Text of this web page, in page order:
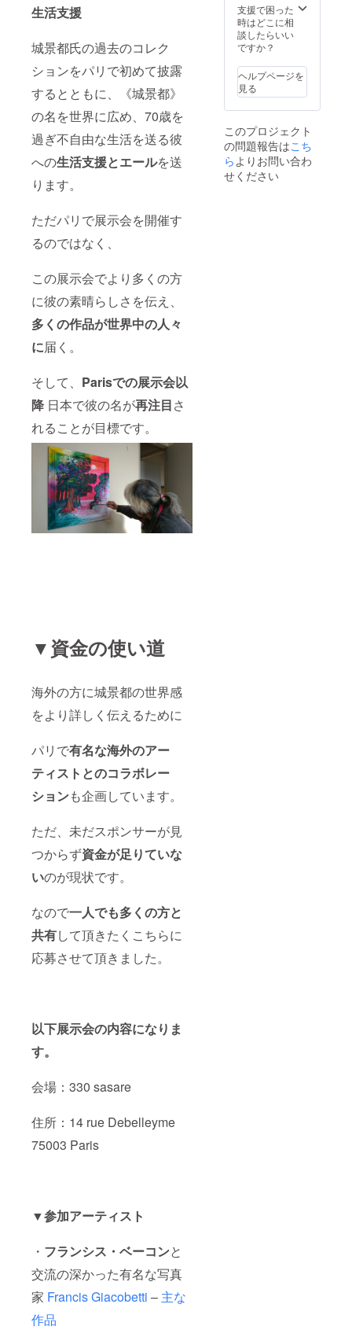
生活支援
城景都氏の過去のコレク
ションをパリで初めて披露
するとともに、《城景都》
の名を世界に広め、70歳を
過ぎ不自由な生活を送る彼
への生活支援とエールを送
ります。
ただパリで展示会を開催す
るのではなく、
この展示会でより多くの方
に彼の素晴らしさを伝え、
多くの作品が世界中の人々
に届く。
そして、 Parisでの展示会以
降 日本で彼の名が再注目さ
れることが目標です。
▼資金の使い道
海外の方に城景都の世界感
をより詳しく伝えるために
パリで有名な海外のアー
ティストとのコラボレー
ションも企画しています。
ただ、未だスポンサーが見
つからず資金が足りていな
いのが現状です。
なので一人でも多くの方と
共有して頂きたく こちらに
応募させて頂きました。
以下展示会の内容になりま
す。
会場：330 sasare
住所：14 rue Debelleyme
75003 Paris
▼参加アーティスト
・ フランシス・ベーコンと
交流の深かった有名な写真
家 Francis Giacobetti – 主な
作品
支援で困った
時はどこに相
談したらいい
ですか？
ヘルプページを
見る
このプロジェクト
の問題報告はこち
ら よりお問い合わ
せください